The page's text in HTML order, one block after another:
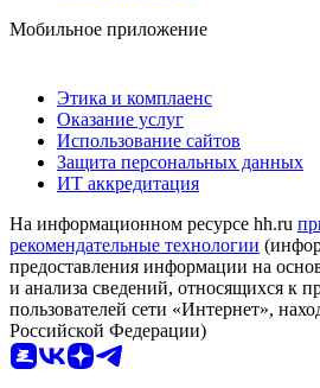
Мобильное приложение
Этика и комплаенс
Оказание услуг
Использование сайтов
Защита персональных данных
ИТ аккредитация
На информационном ресурсе hh.ru
рекомендательные технологии
предоставления информации на
и анализа сведений, относящихся к
пользователей сети «Интернет»,
Российской Федерации)